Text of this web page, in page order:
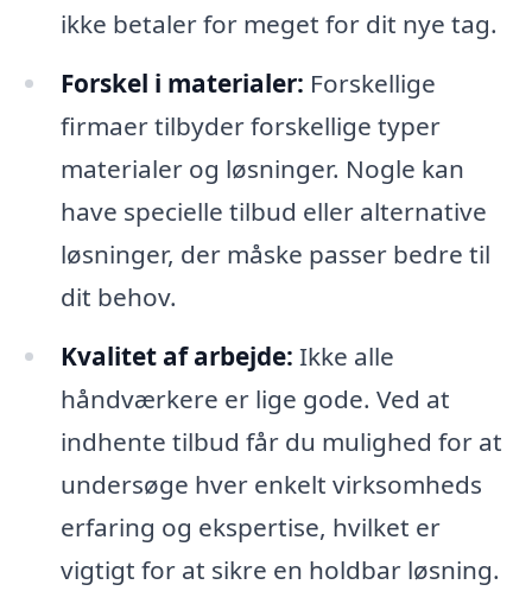
ikke betaler for meget for dit nye tag.
Forskel i materialer: Forskellige
firmaer tilbyder forskellige typer
materialer og løsninger. Nogle kan
have specielle tilbud eller alternative
løsninger, der måske passer bedre til
dit behov.
Kvalitet af arbejde: Ikke alle
håndværkere er lige gode. Ved at
indhente tilbud får du mulighed for at
undersøge hver enkelt virksomheds
erfaring og ekspertise, hvilket er
vigtigt for at sikre en holdbar løsning.